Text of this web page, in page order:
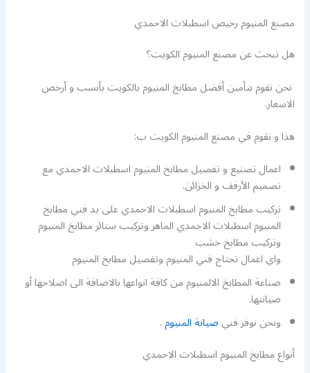
مصنع المنيوم رخيص اسطبلات الاحمدي
هل تبحث عن مصنع المنيوم الكويت؟
نحن نقوم بتأمين أفضل مطابخ المنيوم بالكويت بأنسب و أرخص
الاسعار.
هذا و نقوم في مصنع المنيوم الكويت ب:
اعمال تصنيع و تفصيل مطابخ المنيوم اسطبلات الاحمدي مع
تصميم الأرفف و الخزائن.
تركيب مطابخ المنيوم اسطبلات الاحمدي على يد فني مطابخ
المنيوم اسطبلات الاحمدي الماهر وتركيب ستائر مطابخ المنيوم
وتركيب مطابخ خشب
واي اعمال تحتاج فني المنيوم وتفصيل مطابخ المنيوم
صناعة المطابخ الالمنيوم من كافة انواعها بالاضافة الى اصلاحها أو
صيانتها.
ونحن نوفر فنيصيانة المنيوم.
أنواع مطابخ المنيوم اسطبلات الاحمدي